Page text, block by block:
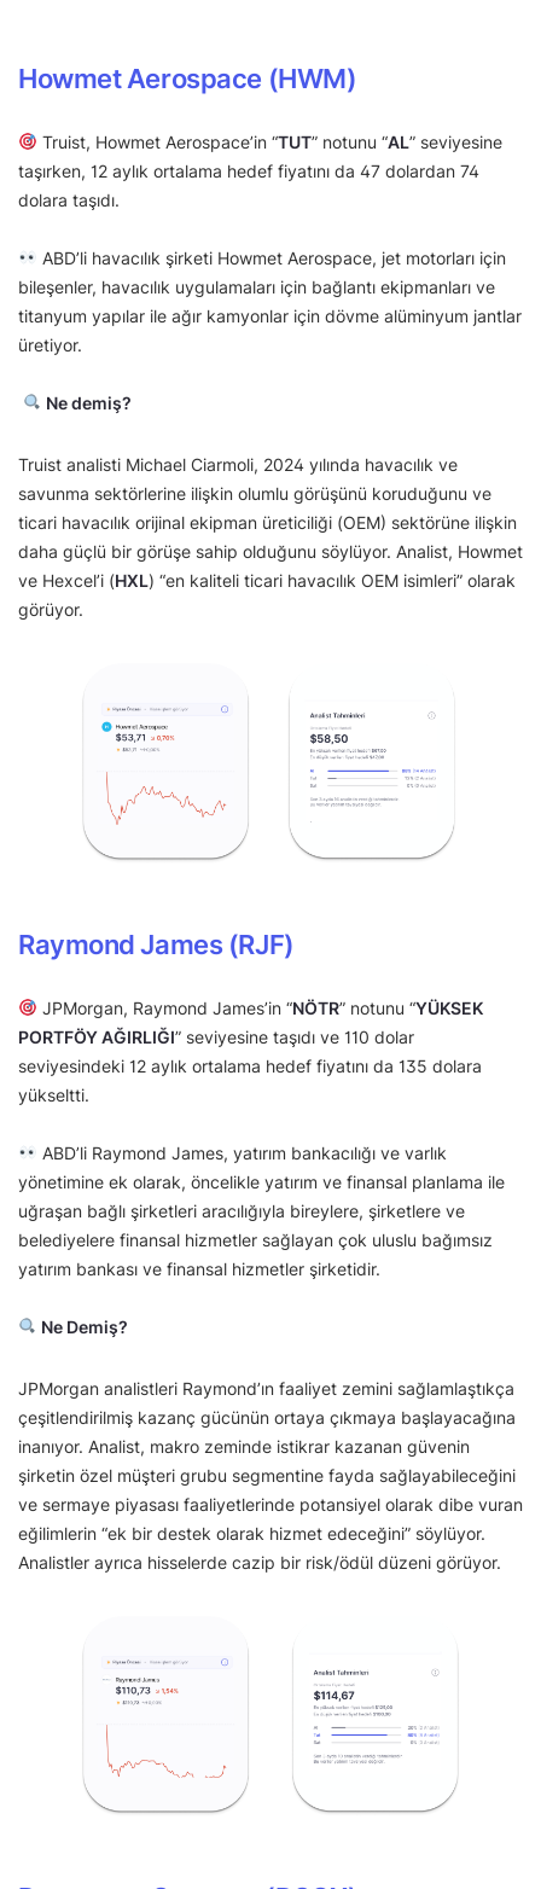
Howmet Aerospace (HWM)
Truist, Howmet Aerospace’in “TUT” notunu “AL” seviyesine
taşırken, 12 aylık ortalama hedef fiyatını da 47 dolardan 74
dolara taşıdı.
ABD’li havacılık şirketi Howmet Aerospace, jet motorları için
bileşenler, havacılık uygulamaları için bağlantı ekipmanları ve
titanyum yapılar ile ağır kamyonlar için dövme alüminyum jantlar
üretiyor.
Ne demiş?
Truist analisti Michael Ciarmoli, 2024 yılında havacılık ve
savunma sektörlerine ilişkin olumlu görüşünü koruduğunu ve
ticari havacılık orijinal ekipman üreticiliği (OEM) sektörüne ilişkin
daha güçlü bir görüşe sahip olduğunu söylüyor. Analist, Howmet
ve Hexcel’i (HXL) “en kaliteli ticari havacılık OEM isimleri” olarak
görüyor.
Raymond James (RJF)
JPMorgan, Raymond James’in “NÖTR” notunu “YÜKSEK
PORTFÖY AĞIRLIĞI” seviyesine taşıdı ve 110 dolar
seviyesindeki 12 aylık ortalama hedef fiyatını da 135 dolara
yükseltti.
ABD’li Raymond James, yatırım bankacılığı ve varlık
yönetimine ek olarak, öncelikle yatırım ve finansal planlama ile
uğraşan bağlı şirketleri aracılığıyla bireylere, şirketlere ve
belediyelere finansal hizmetler sağlayan çok uluslu bağımsız
yatırım bankası ve finansal hizmetler şirketidir.
Ne Demiş?
JPMorgan analistleri Raymond’ın faaliyet zemini sağlamlaştıkça
çeşitlendirilmiş kazanç gücünün ortaya çıkmaya başlayacağına
inanıyor. Analist, makro zeminde istikrar kazanan güvenin
şirketin özel müşteri grubu segmentine fayda sağlayabileceğini
ve sermaye piyasası faaliyetlerinde potansiyel olarak dibe vuran
eğilimlerin “ek bir destek olarak hizmet edeceğini” söylüyor.
Analistler ayrıca hisselerde cazip bir risk/ödül düzeni görüyor.